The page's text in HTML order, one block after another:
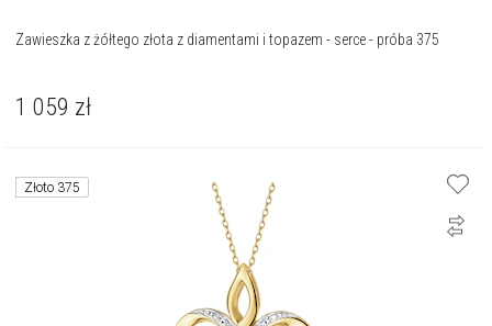
Zawieszka z żółtego złota z diamentami i topazem - serce - próba 375
1 059 zł
Złoto 375